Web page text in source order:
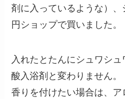
剤に入っているような）
円ショップで買いました。
入れたとたんにシュワシ
酸入浴剤と変わりません。
香りを付けたい場合は、